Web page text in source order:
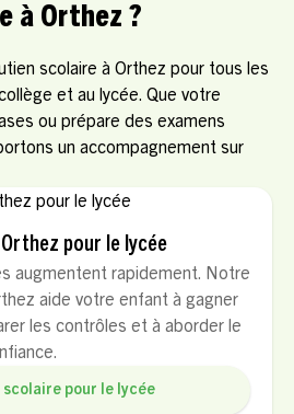
à Orthez ?
scolaire à Orthez pour tous les
et au lycée. Que votre
ou prépare des examens
un accompagnement sur
pour le lycée
augmentent rapidement. Notre
aide votre enfant à gagner
les contrôles et à aborder le
scolaire pour le lycée